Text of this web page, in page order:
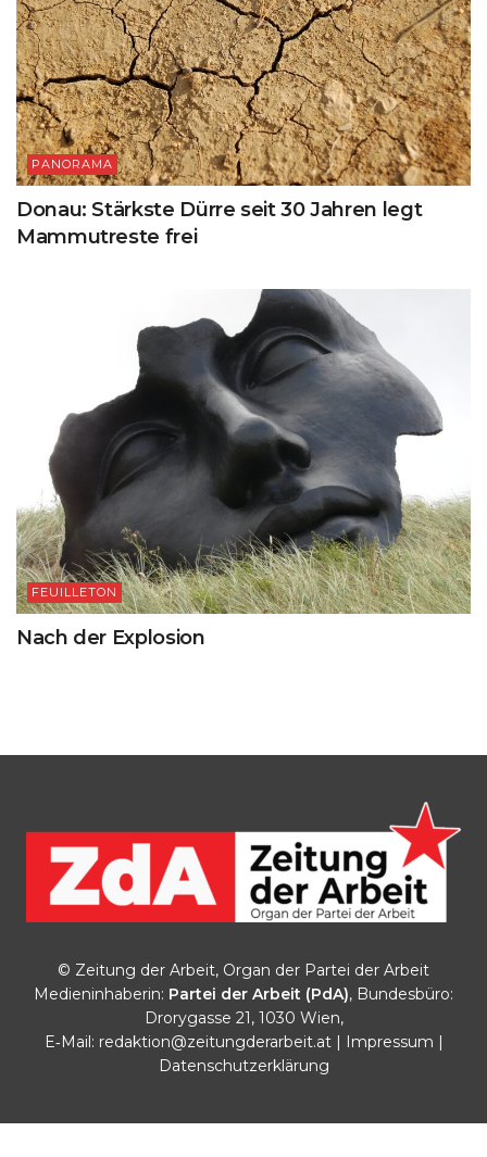
PANORAMA
Donau: Stärkste Dürre seit 30 Jahren legt
Mammutreste frei
FEUILLETON
Nach der Explosion
© Zeitung der Arbeit, Organ der Partei der Arbeit
Medieninhaberin: Partei der Arbeit (PdA), Bundesbüro:
Drorygasse 21, 1030 Wien,
E‑Mail: redaktion@zeitungderarbeit.at| Impressum |
Datenschutzerklärung